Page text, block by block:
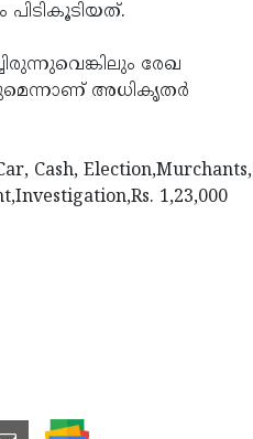
രേഖ
അധികൃതര്‍
Cash, Election,Murchants,
1,23,000